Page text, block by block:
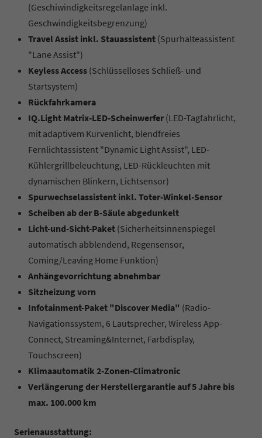
(Geschiwindigkeitsregelanlage inkl.
Geschwindigkeitsbegrenzung)
Travel Assist inkl. Stauassistent (Spurhalteassistent
"Lane Assist")
Keyless Access (Schlüsselloses Schließ- und
Startsystem)
Rückfahrkamera
IQ.Light Matrix-LED-Scheinwerfer (LED-Tagfahrlicht,
mit adaptivem Kurvenlicht, blendfreies
Fernlichtassistent "Dynamic Light Assist", LED-
Kühlergrillbeleuchtung, LED-Rückleuchten mit
dynamischen Blinkern, Lichtsensor)
Spurwechselassistent inkl. Toter-Winkel-Sensor
Scheiben ab der B-Säule abgedunkelt
Licht-und-Sicht-Paket (Sicherheitsinnenspiegel
automatisch abblendend, Regensensor,
Coming/Leaving Home Funktion)
Anhängevorrichtung abnehmbar
Sitzheizung vorn
Infotainment-Paket "Discover Media" (Radio-
Navigationssystem, 6 Lautsprecher, Wireless App-
Connect, Streaming&Internet, Farbdisplay,
Touchscreen)
Klimaautomatik 2-Zonen-Climatronic
Verlängerung der Herstellergarantie auf 5 Jahre bis
max. 100.000 km
Serienausstattung: